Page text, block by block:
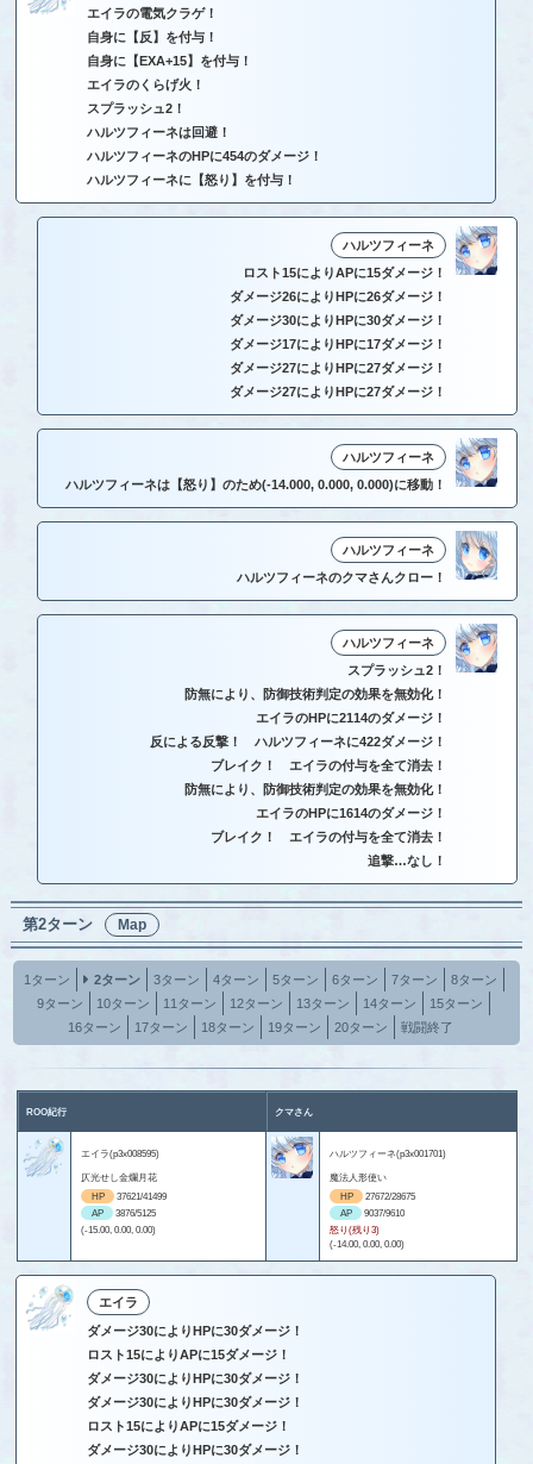
エイラの電気クラゲ！
自身に【反】を付与！
自身に【EXA+15】を付与！
エイラのくらげ火！
スプラッシュ2！
ハルツフィーネは回避！
ハルツフィーネのHPに454のダメージ！
ハルツフィーネに【怒り】を付与！
ハルツフィーネ
ロスト15によりAPに15ダメージ！
ダメージ26によりHPに26ダメージ！
ダメージ30によりHPに30ダメージ！
ダメージ17によりHPに17ダメージ！
ダメージ27によりHPに27ダメージ！
ダメージ27によりHPに27ダメージ！
ハルツフィーネ
ハルツフィーネは【怒り】のため(-14.000, 0.000, 0.000)に移動！
ハルツフィーネ
ハルツフィーネのクマさんクロー！
ハルツフィーネ
スプラッシュ2！
防無により、防御技術判定の効果を無効化！
エイラのHPに2114のダメージ！
反による反撃！ ハルツフィーネに422ダメージ！
ブレイク！ エイラの付与を全て消去！
防無により、防御技術判定の効果を無効化！
エイラのHPに1614のダメージ！
ブレイク！ エイラの付与を全て消去！
追撃…なし！
第2ターン Map
1ターン 2ターン 3ターン 4ターン 5ターン 6ターン 7ターン
8ターン
9ターン
10ターン 11ターン 12ターン 13ターン 14ターン
15ターン
16ターン
17ターン 18ターン 19ターン 20ターン 戦闘終了
ROO紀行 クマさん
エイラ(p3x008595)
仄光せし金爛月花
HP
37621/41499
AP
3876/5125
(-15.00, 0.00, 0.00)
ハルツフィーネ(p3x001701)
魔法人形使い
HP
27672/28675
AP
9037/9610
怒り(残り3)
(-14.00, 0.00, 0.00)
エイラ
ダメージ30によりHPに30ダメージ！
ロスト15によりAPに15ダメージ！
ダメージ30によりHPに30ダメージ！
ダメージ30によりHPに30ダメージ！
ロスト15によりAPに15ダメージ！
ダメージ30によりHPに30ダメージ！